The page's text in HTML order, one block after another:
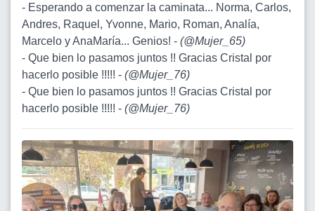
- Esperando a comenzar la caminata... Norma, Carlos,
Andres, Raquel, Yvonne, Mario, Roman, Analía,
Marcelo y AnaMaría... Genios! - (@Mujer_65)
- Que bien lo pasamos juntos !! Gracias Cristal por
hacerlo posible !!!!! - (@Mujer_76)
- Que bien lo pasamos juntos !! Gracias Cristal por
hacerlo posible !!!!! - (@Mujer_76)